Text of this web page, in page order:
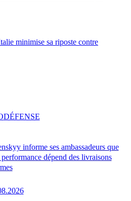
minimise sa riposte contre
informe ses ambassadeurs que
dépend des livraisons
DÉFENSE